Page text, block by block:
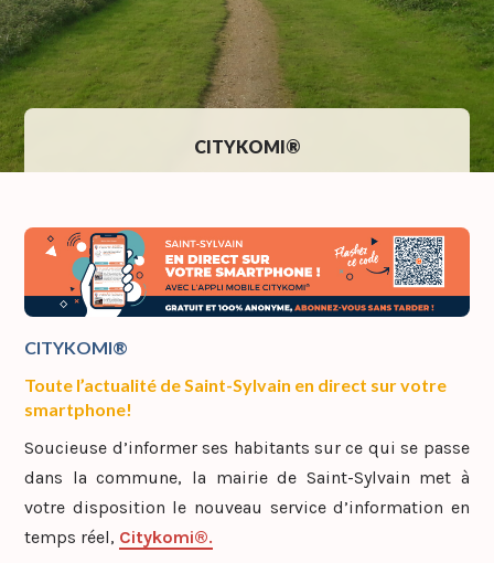
CITYKOMI®
CITYKOMI®
Toute l’actualité de Saint-Sylvain en direct sur votre
smartphone!
Soucieuse d’informer ses habitants sur ce qui se passe
dans la commune, la mairie de Saint-Sylvain met à
votre disposition le nouveau service d’information en
temps réel, Citykomi®.